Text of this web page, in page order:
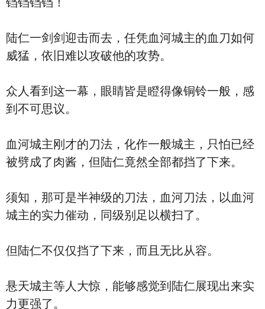
陆仁一剑剑迎击而去，任凭血河城主的血刀如何
威猛，依旧难以攻破他的攻势。
众人看到这一幕，眼睛皆是瞪得像铜铃一般，感
到不可思议。
血河城主刚才的刀法，化作一般城主，只怕已经
被劈成了肉酱，但陆仁竟然全部都挡了下来。
须知，那可是半神级的刀法，血河刀法，以血河
城主的实力催动，同级别足以横扫了。
但陆仁不仅仅挡了下来，而且无比从容。
悬天城主等人大惊，能够感觉到陆仁展现出来实
力更强了。